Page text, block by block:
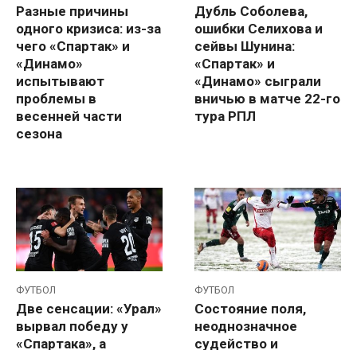
Разные причины
одного кризиса: из-за
чего «Спартак» и
«Динамо»
испытывают
проблемы в
весенней части
сезона
Дубль Соболева,
ошибки Селихова и
сейвы Шунина:
«Спартак» и
«Динамо» сыграли
вничью в матче 22-го
тура РПЛ
ФУТБОЛ
Две сенсации: «Урал»
вырвал победу у
«Спартака», а
ФУТБОЛ
Состояние поля,
неоднозначное
судейство и